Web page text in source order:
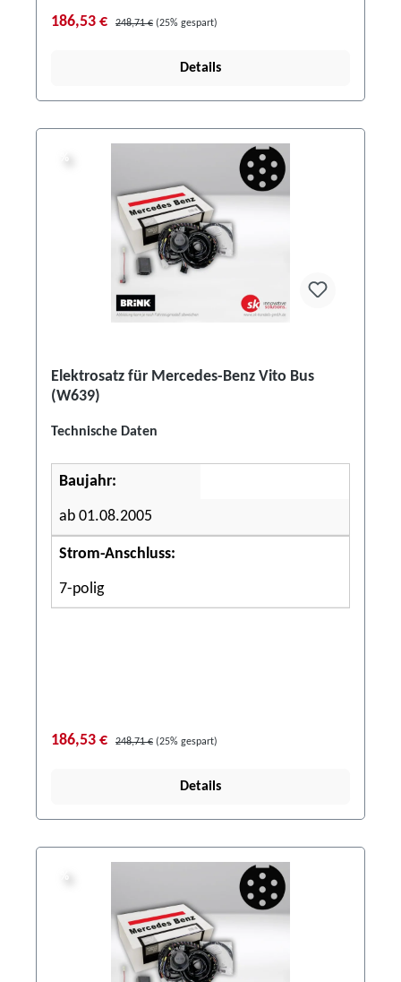
186,53 € 248,71 € (25% gespart)
Details
Elektrosatz für Mercedes-Benz Vito Bus
(W639)
Technische Daten
Baujahr:
ab 01.08.2005
Strom-Anschluss:
7-polig
186,53 € 248,71 € (25% gespart)
Details